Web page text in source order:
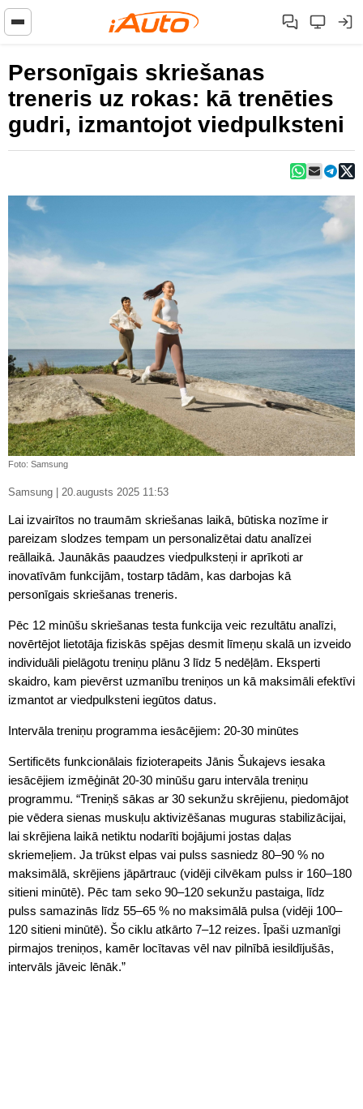
Personīgais skriešanas
treneris uz rokas: kā trenēties
gudri, izmantojot viedpulksteni
Foto: Samsung
Samsung | 20.augusts 2025 11:53
Lai izvairītos no traumām skriešanas laikā, būtiska nozīme ir
pareizam slodzes tempam un personalizētai datu analīzei
reāllaikā. Jaunākās paaudzes viedpulksteņi ir aprīkoti ar
inovatīvām funkcijām, tostarp tādām, kas darbojas kā
personīgais skriešanas treneris.
Pēc 12 minūšu skriešanas testa funkcija veic rezultātu analīzi,
novērtējot lietotāja fiziskās spējas desmit līmeņu skalā un izveido
individuāli pielāgotu treniņu plānu 3 līdz 5 nedēļām. Eksperti
skaidro, kam pievērst uzmanību treniņos un kā maksimāli efektīvi
izmantot ar viedpulksteni iegūtos datus.
Intervāla treniņu programma iesācējiem: 20-30 minūtes
Sertificēts funkcionālais fizioterapeits Jānis Šukajevs iesaka
iesācējiem izmēģināt 20-30 minūšu garu intervāla treniņu
programmu. “Treniņš sākas ar 30 sekunžu skrējienu, piedomājot
pie vēdera sienas muskuļu aktivizēšanas muguras stabilizācijai,
lai skrējiena laikā netiktu nodarīti bojājumi jostas daļas
skriemeļiem. Ja trūkst elpas vai pulss sasniedz 80–90 % no
maksimālā, skrējiens jāpārtrauc (vidēji cilvēkam pulss ir 160–180
sitieni minūtē). Pēc tam seko 90–120 sekunžu pastaiga, līdz
pulss samazinās līdz 55–65 % no maksimālā pulsa (vidēji 100–
120 sitieni minūtē). Šo ciklu atkārto 7–12 reizes. Īpaši uzmanīgi
pirmajos treniņos, kamēr locītavas vēl nav pilnībā iesildījušās,
intervāls jāveic lēnāk.”